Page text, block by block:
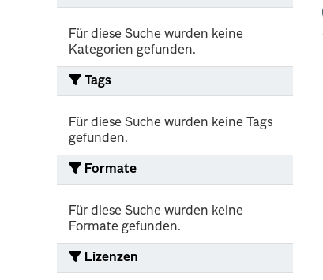
Für diese Suche wurden keine
Kategorien gefunden.
Tags
Für diese Suche wurden keine Tags
gefunden.
Formate
Für diese Suche wurden keine
Formate gefunden.
Lizenzen